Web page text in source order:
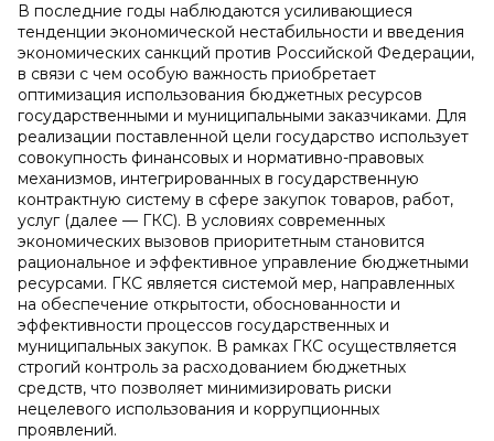
В последние годы наблюдаются усиливающиеся
тенденции экономической нестабильности и введения
экономических санкций против Российской Федерации,
в связи с чем особую важность приобретает
оптимизация использования бюджетных ресурсов
государственными и муниципальными заказчиками. Для
реализации поставленной цели государство использует
совокупность финансовых и нормативно-правовых
механизмов, интегрированных в государственную
контрактную систему в сфере закупок товаров, работ,
услуг (далее — ГКС). В условиях современных
экономических вызовов приоритетным становится
рациональное и эффективное управление бюджетными
ресурсами. ГКС является системой мер, направленных
на обеспечение открытости, обоснованности и
эффективности процессов государственных и
муниципальных закупок. В рамках ГКС осуществляется
строгий контроль за расходованием бюджетных
средств, что позволяет минимизировать риски
нецелевого использования и коррупционных
проявлений.